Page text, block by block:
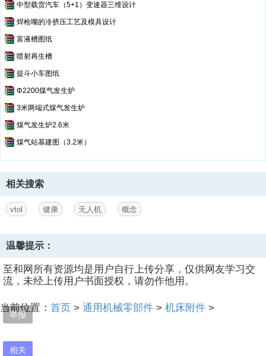
相关
举报
中型载货汽车（5+1）变速器三维设计
焊枪嘴的冷挤压工艺及模具设计
富液槽图纸
喷射再生槽
提斗小车图纸
Φ2200煤气发生炉
3米两端式煤气发生炉
煤气发生炉2.6米
煤气站基建图（3.2米）
相关搜索
vtol 健康 无人机 概念
温馨提示：
至和网所有资源均是用户自行上传分享，仅供网友学习交
流，未经上传用户书面授权，请勿作他用。
当前位置： 首页 > 通用机械零部件 > 机床附件 >